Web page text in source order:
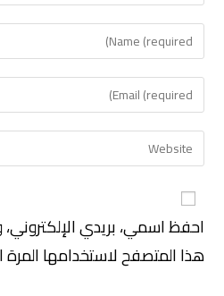
احفظ اسمي، بريدي
هذا المتصفح لاستخدامها